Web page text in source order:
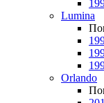
Lumina
Orlando